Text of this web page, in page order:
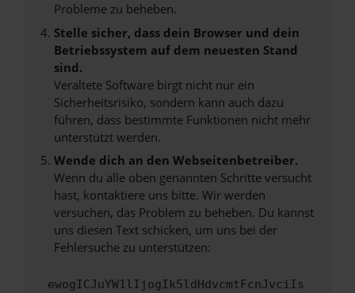
Probleme zu beheben.
Stelle sicher, dass dein Browser und dein
Betriebssystem auf dem neuesten Stand
sind.
Veraltete Software birgt nicht nur ein
Sicherheitsrisiko, sondern kann auch dazu
führen, dass bestimmte Funktionen nicht mehr
unterstützt werden.
Wende dich an den Webseitenbetreiber.
Wenn du alle oben genannten Schritte versucht
hast, kontaktiere uns bitte. Wir werden
versuchen, das Problem zu beheben. Du kannst
uns diesen Text schicken, um uns bei der
Fehlersuche zu unterstützen:
ewogICJuYW1lIjogIk5ldHdvcmtFcnJvciIs